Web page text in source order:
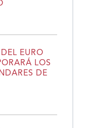
EURO
LOS
DE